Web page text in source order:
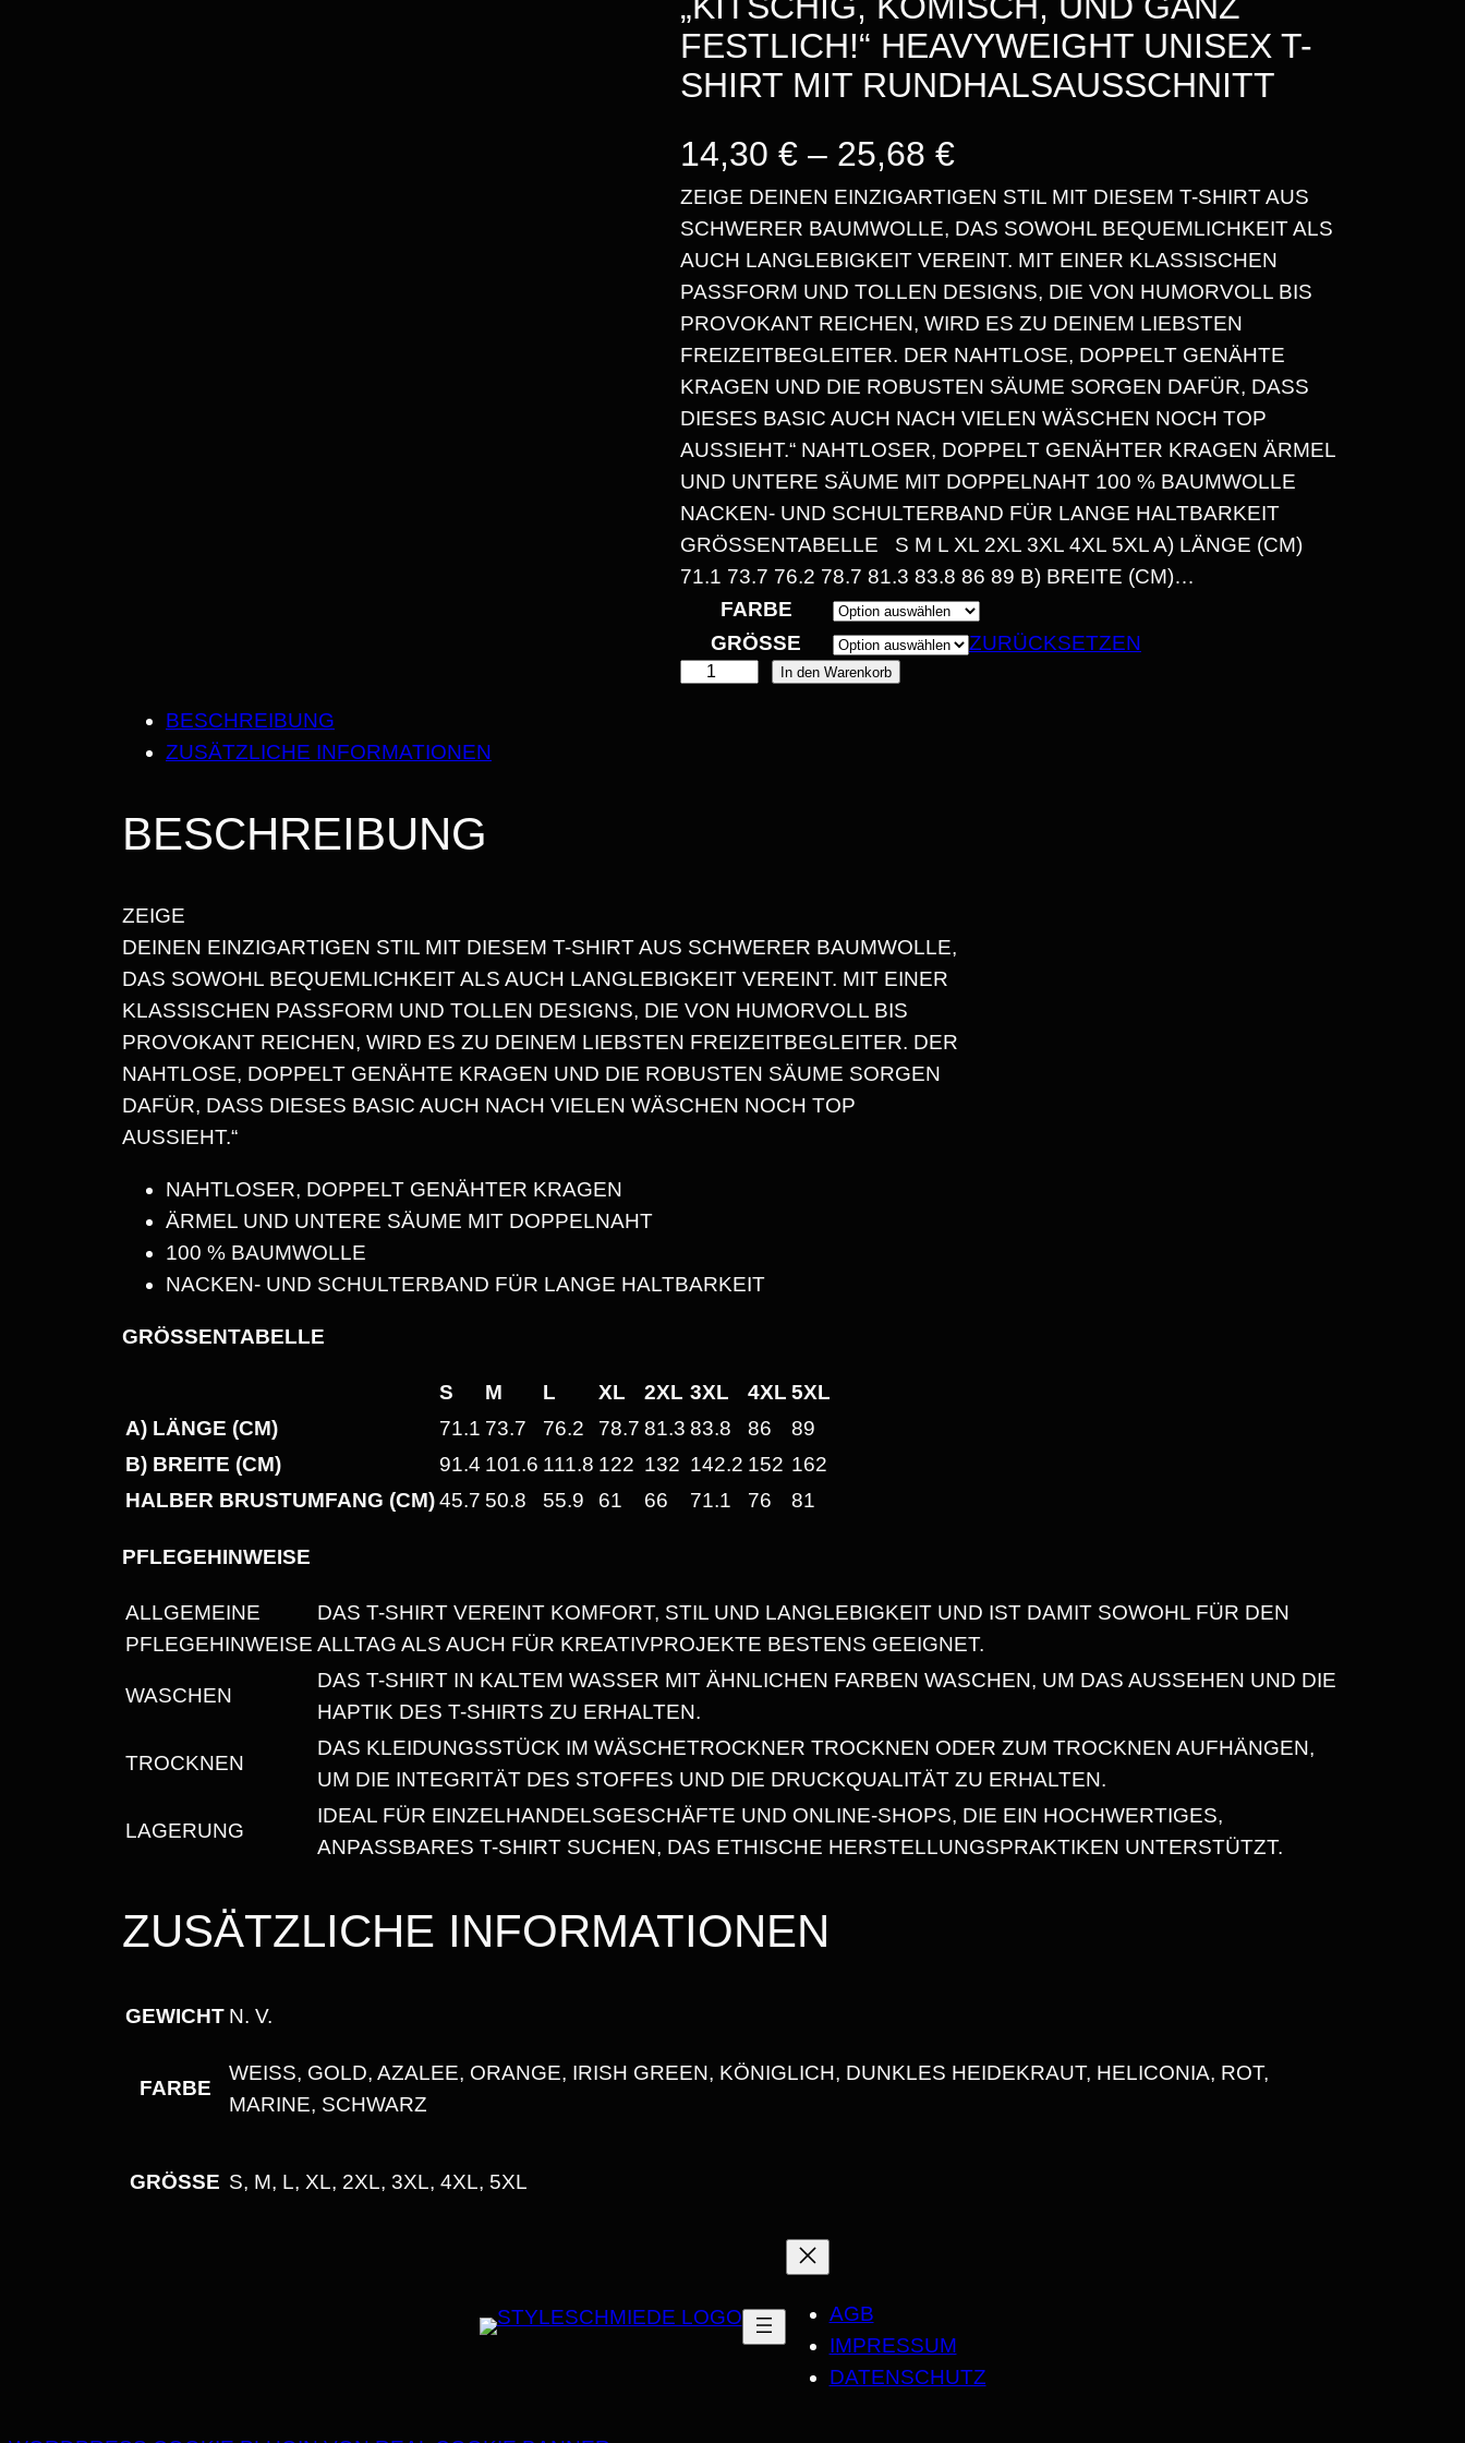
FESTLICH!“ HEAVYWEIGHT UNISEX T-
SHIRT MIT RUNDHALSAUSSCHNITT
14,30 € – 25,68 €P
R
E
I
S
S
P
A
N
N
3
€
ZEIGE DEINEN EINZIGARTIGEN STIL MIT DIESEM T-SHIRT AUS
SCHWERER BAUMWOLLE, DAS SOWOHL BEQUEMLICHKEIT ALS
AUCH LANGLEBIGKEIT VEREINT. MIT EINER KLASSISCHEN
PASSFORM UND TOLLEN DESIGNS, DIE VON HUMORVOLL BIS
PROVOKANT REICHEN, WIRD ES ZU DEINEM LIEBSTEN
FREIZEITBEGLEITER. DER NAHTLOSE, DOPPELT GENÄHTE
KRAGEN UND DIE ROBUSTEN SÄUME SORGEN DAFÜR, DASS
DIESES BASIC AUCH NACH VIELEN WÄSCHEN NOCH TOP
AUSSIEHT.“ NAHTLOSER, DOPPELT GENÄHTER KRAGEN ÄRMEL
UND UNTERE SÄUME MIT DOPPELNAHT 100 % BAUMWOLLE
NACKEN- UND SCHULTERBAND FÜR LANGE HALTBARKEIT
GRÖSSENTABELLE S M L XL 2XL 3XL 4XL 5XL A) LÄNGE (CM) 7
1.1 73.7 76.2 78.7 81.3 83.8 86 89 B) BREITE (CM)…
FARBE
GRÖSSE
ZURÜCKSETZEN
,
K
O
M
I
S
N
N
Z
F
E
C
H
!
"
H
E
A
H
T
In den Warenkorb
BESCHREIBUNG
ZUSÄTZLICHE INFORMATIONEN
BESCHREIBUNG
ZEIGE
DEINEN EINZIGARTIGEN STIL MIT DIESEM T-SHIRT AUS SCHWERER BAUMWOLLE,
DAS SOWOHL BEQUEMLICHKEIT ALS AUCH LANGLEBIGKEIT VEREINT. MIT EINER
KLASSISCHEN PASSFORM UND TOLLEN DESIGNS, DIE VON HUMORVOLL BIS
PROVOKANT REICHEN, WIRD ES ZU DEINEM LIEBSTEN FREIZEITBEGLEITER. DER
NAHTLOSE, DOPPELT GENÄHTE KRAGEN UND DIE ROBUSTEN SÄUME SORGEN
DAFÜR, DASS DIESES BASIC AUCH NACH VIELEN WÄSCHEN NOCH TOP
AUSSIEHT.“
NAHTLOSER, DOPPELT GENÄHTER KRAGEN
ÄRMEL UND UNTERE SÄUME MIT DOPPELNAHT
100 % BAUMWOLLE
NACKEN- UND SCHULTERBAND FÜR LANGE HALTBARKEIT
GRÖSSENTABELLE
S M L XL 2XL 3XL 4XL 5XL
A) LÄNGE (CM)
71.1 73.7 76.2 78.7 81.3 83.8 86
89
B) BREITE (CM)
91.4 101.6 111.8 122 132 142.2 152 162
HALBER BRUSTUMFANG (CM)45.7 50.8 55.9 61 66 71.1 76 81
PFLEGEHINWEISE
ALLGEMEINE
PFLEGEHINWEISE
DAS T-SHIRT VEREINT KOMFORT, STIL UND LANGLEBIGKEIT UND IST DAMIT SOWOHL FÜR DEN
ALLTAG ALS AUCH FÜR KREATIVPROJEKTE BESTENS GEEIGNET.
WASCHEN
DAS T-SHIRT IN KALTEM WASSER MIT ÄHNLICHEN FARBEN WASCHEN, UM DAS AUSSEHEN UND DIE
HAPTIK DES T-SHIRTS ZU ERHALTEN.
TROCKNEN
DAS KLEIDUNGSSTÜCK IM WÄSCHETROCKNER TROCKNEN ODER ZUM TROCKNEN AUFHÄNGEN,
UM DIE INTEGRITÄT DES STOFFES UND DIE DRUCKQUALITÄT ZU ERHALTEN.
LAGERUNG
IDEAL FÜR EINZELHANDELSGESCHÄFTE UND ONLINE-SHOPS, DIE EIN HOCHWERTIGES,
ANPASSBARES T-SHIRT SUCHEN, DAS ETHISCHE HERSTELLUNGSPRAKTIKEN UNTERSTÜTZT.
ZUSÄTZLICHE INFORMATIONEN
GEWICHT N. V.
FARBE
WEISS, GOLD, AZALEE, ORANGE, IRISH GREEN, KÖNIGLICH, DUNKLES HEIDEKRAUT, HELICONIA, ROT, M
ARINE, SCHWARZ
GRÖSSE S, M, L, XL, 2XL, 3XL, 4XL, 5XL
AGB
IMPRESSUM
DATENSCHUTZ